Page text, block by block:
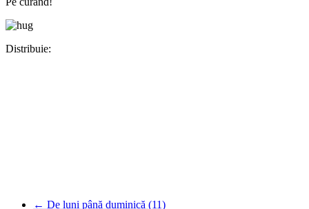
Distribuie:
Partajează
← De luni până duminică (11)